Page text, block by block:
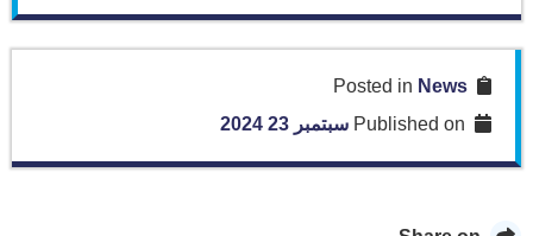
News
سبتمبر 23 2024